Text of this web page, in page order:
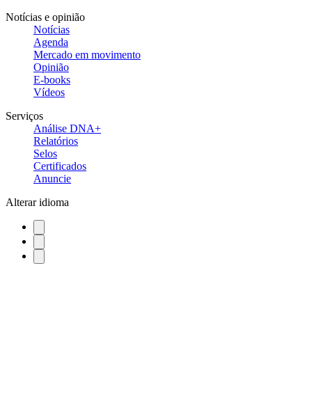
Notícias e opinião
Notícias
Agenda
Mercado em movimento
Opinião
E-books
Vídeos
Serviços
Análise DNA+
Relatórios
Selos
Certificados
Anuncie
Alterar idioma